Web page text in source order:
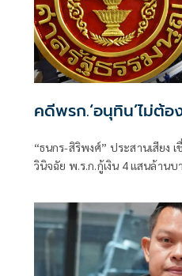
คดีพรก.‘อนุทิน’ไม่ต้อ
“ธนกร-สิริพงศ์” ประสานเสียง
วินิจฉัย พ.ร.ก.กู้เงิน 4 แสนล้าน